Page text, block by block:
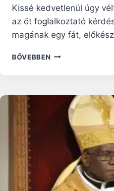
Kissé kedvetlenül úgy
az őt foglalkoztató
magának egy fát,
BŐVEBBEN RÖVID